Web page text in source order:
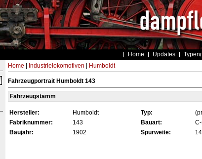
Home Updates
Home Industrielokomotiven Humboldt
Fahrzeugportrait Humboldt 143
Fahrzeugstamm
Hersteller: Humboldt Typ:
Fabriknummer:
143 Bauart:
Baujahr:
1902 Spurweite: